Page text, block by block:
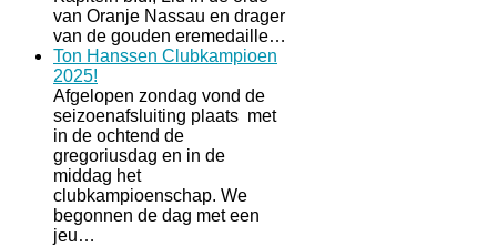
van Oranje Nassau en drager
van de gouden eremedaille…
Ton Hanssen Clubkampioen
2025!
Afgelopen zondag vond de
seizoenafsluiting plaats met
in de ochtend de
gregoriusdag en in de
middag het
clubkampioenschap. We
begonnen de dag met een
jeu…